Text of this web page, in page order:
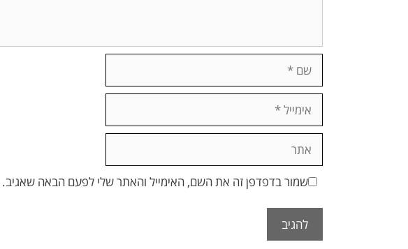
שמור בדפדפן זה את השם, האימייל והאתר שלי לפעם הבאה שאגיב.